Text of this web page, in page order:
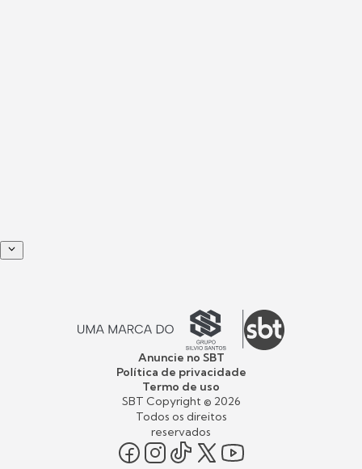
Anuncie no SBT
Política de privacidade
Termo de uso
SBT Copyright © 2026
Todos os direitos
reservados